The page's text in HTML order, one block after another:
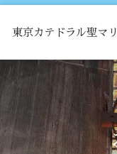
東京カテドラル聖マ
HOME
ミサ